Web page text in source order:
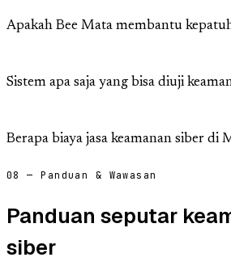
Apakah Bee Mata membantu
Sistem apa saja yang bisa diuji
Berapa biaya jasa keamanan siber di
08 — Panduan & Wawasan
Panduan seputar
siber